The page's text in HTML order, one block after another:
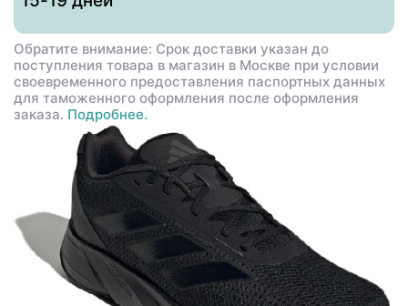
Обратите внимание: Срок доставки указан до
поступления товара в магазин в Москве при условии
своевременного предоставления паспортных данных
для таможенного оформления после оформления
заказа. Подробнее.